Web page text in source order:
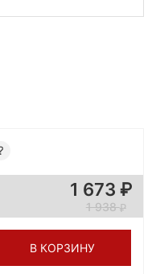
1 673
1 938
В КОРЗИНУ